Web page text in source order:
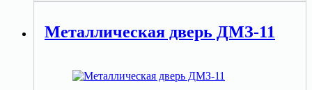
Металлическая дверь ДМЗ-11